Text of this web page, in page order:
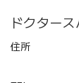
ドクター
住所